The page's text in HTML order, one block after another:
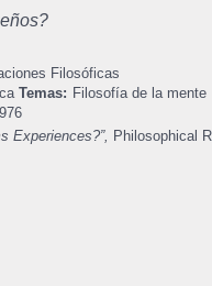
Filosóficas
Temas: Filosofía de la mente
Experiences?”, Philosophical